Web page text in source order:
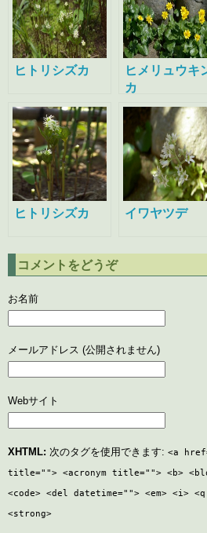
ヒトリシズカ
ヒメリュウキ
カ
ヒトリシズカ イワヤツデ
コメントをどうぞ
お名前
メールアドレス (公開されません)
Webサイト
XHTML: 次のタグを使用できます: <a
title=""> <acronym title=""> <b>
<code> <del datetime=""> <em> <i>
<strong>